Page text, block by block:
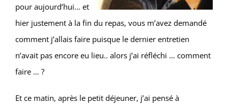
pour aujourd’hui… et
hier justement à la fin du repas, vous m’avez demandé
comment j’allais faire puisque le dernier entretien
n’avait pas encore eu lieu.. alors j’ai réfléchi … comment
faire … ?
Et ce matin, après le petit déjeuner, j’ai pensé à